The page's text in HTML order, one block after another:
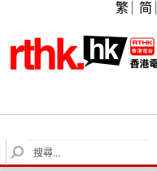
繁 简
S
e